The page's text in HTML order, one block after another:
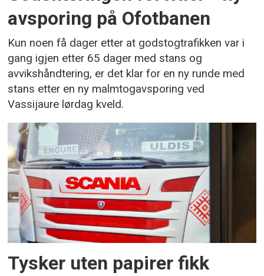
avsporing på Ofotbanen
Kun noen få dager etter at godstogtrafikken var i
gang igjen etter 65 dager med stans og
avvikshåndtering, er det klar for en ny runde med
stans etter en ny malmtogavsporing ved
Vassijaure lørdag kveld.
Tysker uten papirer fikk